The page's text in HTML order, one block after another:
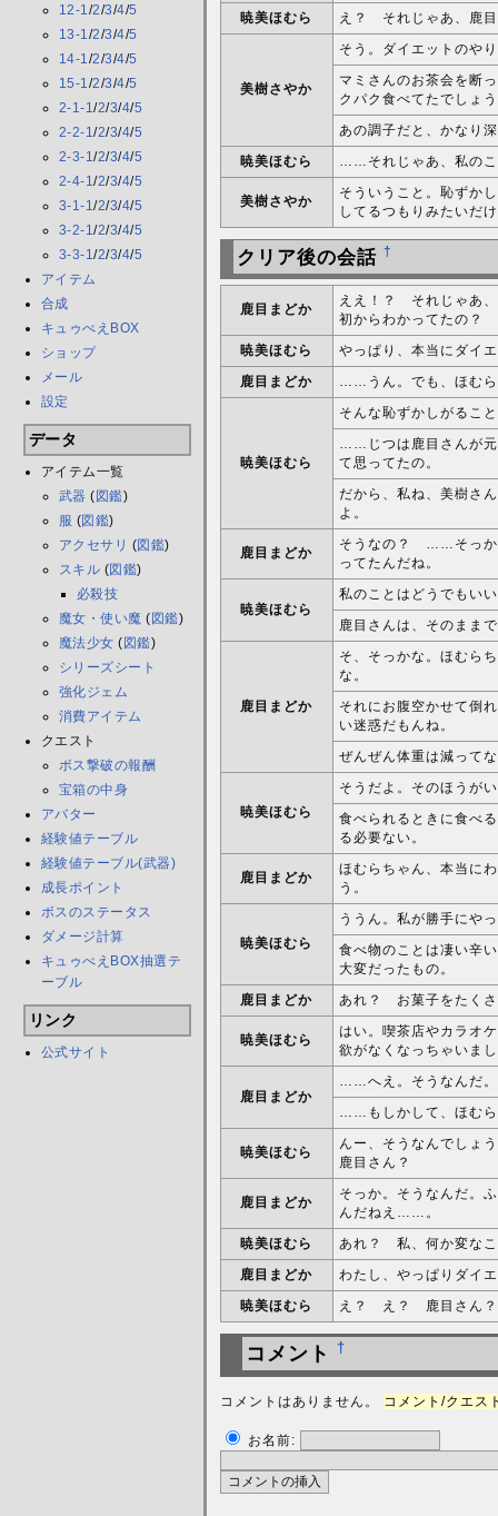
12-1 /2/3/4/5
13-1 /2/3/4/5
14-1 /2/3/4/5
15-1 /2/3/4/5
2-1-1/2/3/4/5
2-2-1/2/3/4/5
2-3-1/2/3/4/5
2-4-1/2/3/4/5
3-1-1/2/3/4/5
3-2-1/2/3/4/5
3-3-1/2/3/4/5
アイテム
合成
キュゥべえBOX
ショップ
メール
設定
データ
アイテム一覧
武器 (図鑑)
服 (図鑑)
アクセサリ (図鑑)
スキル (図鑑)
必殺技
魔女・使い魔 (図鑑)
魔法少女 (図鑑)
シリーズシート
強化ジェム
消費アイテム
クエスト
ボス撃破の報酬
宝箱の中身
アバター
経験値テーブル
経験値テーブル(武器)
成長ポイント
ボスのステータス
ダメージ計算
キュゥべえBOX抽選テ
ーブル
リンク
公式サイト
暁美ほむら
え？ それじゃあ、鹿
美樹さやか
そう。ダイエットのや
マミさんのお茶会を断
クパク食べてたでしょ
あの調子だと、かなり
暁美ほむら
……それじゃあ、私のこ
美樹さやか
そういうこと。恥ずか
してるつもりみたいだ
クリア後の会話 †
鹿目まどか
ええ！？ それじゃあ、
初からわかってたの？
暁美ほむら
やっぱり、本当にダイ
鹿目まどか
……うん。でも、ほむら
暁美ほむら
そんな恥ずかしがるこ
……じつは鹿目さんが元
て思ってたの。
だから、私ね、美樹さ
よ。
鹿目まどか
そうなの？ ……そっか
ってたんだね。
暁美ほむら
私のことはどうでもい
鹿目さんは、そのまま
鹿目まどか
そ、そっかな。ほむら
な。
それにお腹空かせて倒
い迷惑だもんね。
ぜんぜん体重は減って
暁美ほむら
そうだよ。そのほうが
食べられるときに食べ
る必要ない。
鹿目まどか
ほむらちゃん、本当に
う。
暁美ほむら
ううん。私が勝手にや
食べ物のことは凄い辛
大変だったもの。
鹿目まどか
あれ？ お菓子をたく
暁美ほむら
はい。喫茶店やカラオ
欲がなくなっちゃいま
鹿目まどか
……へえ。そうなんだ
……もしかして、ほむら
暁美ほむら
んー、そうなんでしょ
鹿目さん？
鹿目まどか
そっか。そうなんだ。
んだねえ……。
暁美ほむら
あれ？ 私、何か変な
鹿目まどか
わたし、やっぱりダイ
暁美ほむら
え？ え？ 鹿目さん？
コメント †
コメントはありません。 コメント/クエス
お名前: